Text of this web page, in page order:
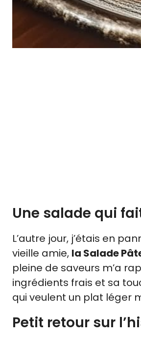
Une salade qui
L’autre jour, j’étais en
vieille amie, la Salade
pleine de saveurs m’a
ingrédients frais et sa
qui veulent un plat léger
Petit retour sur